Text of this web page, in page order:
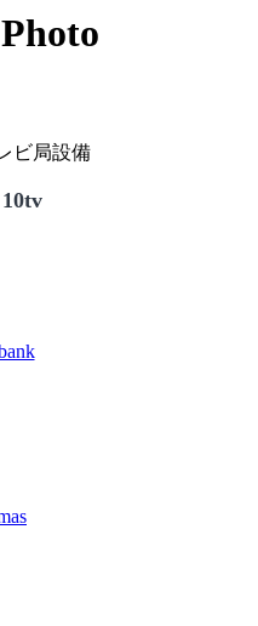
ビ局設備